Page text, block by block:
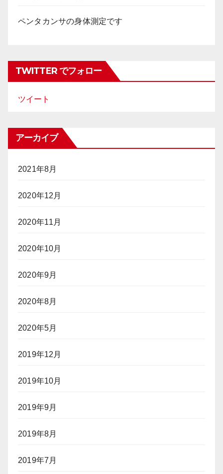
ペンタカンサの身体測定です
TWITTER でフォロー
ツイート
アーカイブ
2021年8月
2020年12月
2020年11月
2020年10月
2020年9月
2020年8月
2020年5月
2019年12月
2019年10月
2019年9月
2019年8月
2019年7月